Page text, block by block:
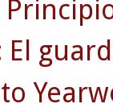
El